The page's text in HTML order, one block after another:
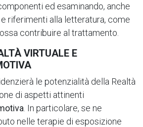
ed esaminando, anche
riferimenti alla letteratura, come
contribuire al trattamento.
VIRTUALE E
le potenzialità della Realtà
di aspetti attinenti
. In particolare, se ne
nelle terapie di esposizione